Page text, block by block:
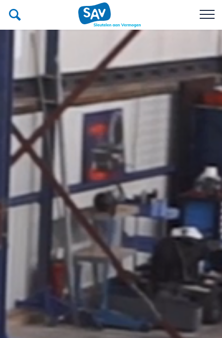
Poetsbedrijf
Recycle SAV
Team
Over SAV
Werken bij SAV
Donateurs van SAV
Contact
Afspraak maken?
Doneren